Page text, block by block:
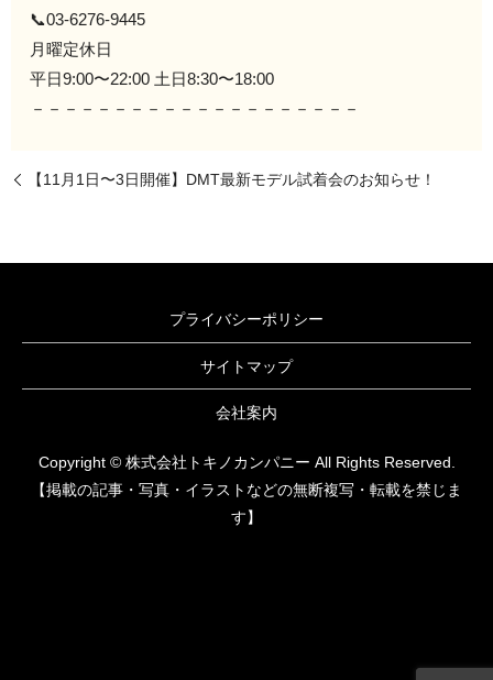
📞03-6276-9445
月曜定休日
平日9:00〜22:00 土日8:30〜18:00
－－－－－－－－－－－－－－－－－－－－
【11月1日〜3日開催】DMT最新モデル試着会のお知らせ！
プライバシーポリシー
サイトマップ
会社案内
Copyright © 株式会社トキノカンパニー All Rights Reserved.
【掲載の記事・写真・イラストなどの無断複写・転載を禁じま
す】